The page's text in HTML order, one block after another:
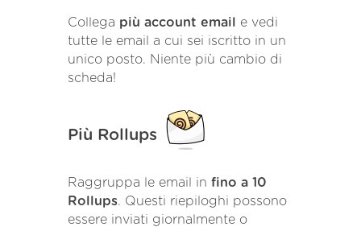
Collega più account email
e vedi
tutte le email a cui sei iscritto in un
unico posto. Niente più cambio di
scheda!
Più Rollups
Raggruppa le email in fino a 10
Rollups. Questi riepiloghi possono
essere inviati giornalmente o